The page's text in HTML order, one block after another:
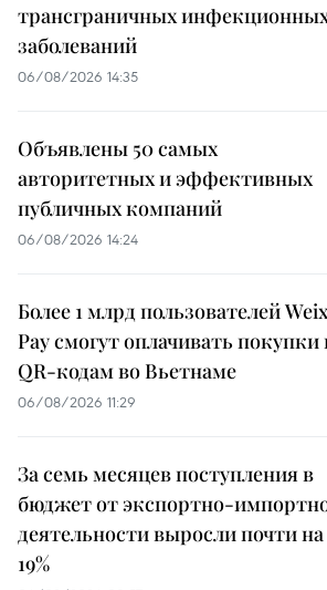
трансграничных
заболеваний
06/08/2026 14:35
Объявлены 50 самых
авторитетных и эффективных
публичных компаний
06/08/2026 14:24
Более 1 млрд пользователей
Pay смогут оплачивать покупки
QR-кодам во Вьетнаме
06/08/2026 11:29
За семь месяцев поступления в
бюджет от экспортно-
деятельности выросли почти на
19%